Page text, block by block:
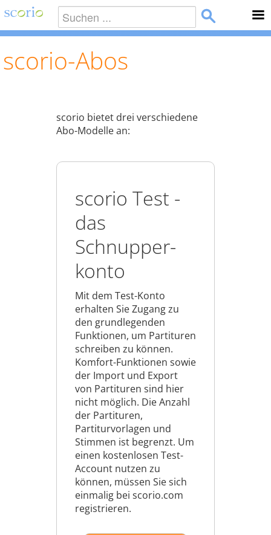
scorio-Abos
scorio bietet drei verschiedene
Abo-Modelle an:
scorio Test -
das
Schnupper­
konto
Mit dem Test-Konto
erhalten Sie Zugang zu
den grundlegenden
Funktionen, um Partituren
schreiben zu können.
Komfort-Funktionen sowie
der Import und Export
von Partituren sind hier
nicht möglich. Die Anzahl
der Partituren,
Partiturvorlagen und
Stimmen ist begrenzt. Um
einen kostenlosen Test-
Account nutzen zu
können, müssen Sie sich
einmalig bei scorio.com
registrieren.